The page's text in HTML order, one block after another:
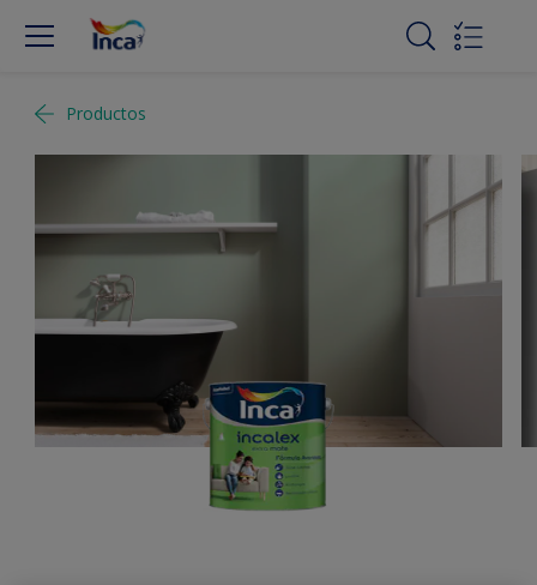
Productos